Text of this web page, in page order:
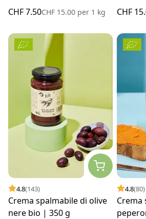
CHF 7.50CHF 15.00 per 1 kg
CHF
4.8(143)
Crema spalmabile di olive
nere bio | 350 g
4.8(80)
Crema